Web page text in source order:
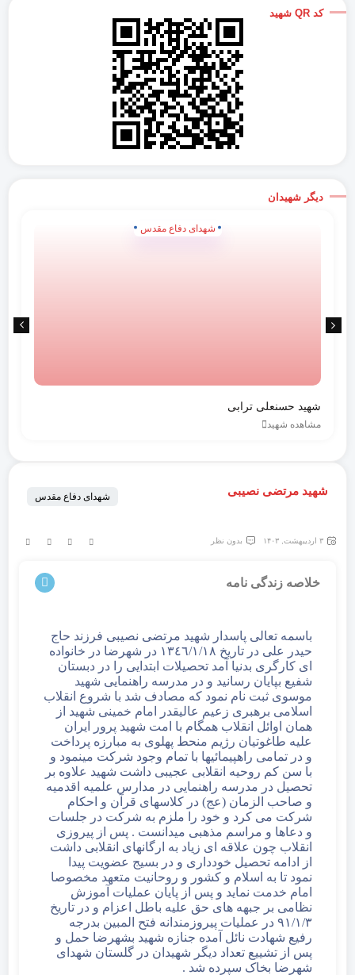
شهید مرتضی نصیبی شهدای دفاع مقدس
۳ اردیبهشت, ۱۴۰۳ بدون نظر
خلاصه زندگی نامه
باسمه تعالی پاسدار شهید مرتضی نصیبی فرزند حاج
حیدر علی در تاریخ ١٣٤٦/۱/۱۸ در شهرضا در خانواده
ای کارگری بدنیا آمد تحصیلات ابتدایی را در دبستان
شفیع بپایان رسانید و در مدرسه راهنمایی شهید
موسوی ثبت نام نمود که مصادف شد با شروع انقلاب
اسلامی برهبری زعیم عالیقدر امام خمینی شهید از
همان اوائل انقلاب همگام با امت شهید پرور ایران
علیه طاغوتیان رژیم منحط پهلوی به مبارزه پرداخت
و در تمامی راهپیمائیها با تمام وجود شرکت مینمود و
با سن کم روحیه انقلابی عجیبی داشت شهید علاوه بر
تحصیل در مدرسه راهنمایی در مدارس علمیه اقدميه
و صاحب الزمان (عج) در کلاسهای قرآن و احکام
شرکت می کرد و خود را ملزم به شرکت در جلسات
و دعاها و مراسم مذهبی میدانست . پس از پیروزی
انقلاب چون علاقه ای زیاد به ارگانهای انقلابی داشت
از ادامه تحصیل خودداری و در بسیج عضویت پیدا
نمود تا به اسلام و کشور و روحانیت متعهد مخصوصا
امام خدمت نماید و پس از پایان عملیات آموزش
نظامی بر جبهه های حق علیه باطل اعزام و در تاریخ
۹۱/۱/۳ در عملیات پیروزمندانه فتح المبین بدرجه
رفیع شهادت نائل آمده جنازه شهید بشهرضا حمل و
پس از تشییع تعداد دیگر شهیدان در گلستان شهدای
شهرضا بخاک سپرده شد .
کد QR شهید
دیگر شهیدان
شهدای دفاع مقدس
شهید حسنعلی ترابی
مشاهده شهید